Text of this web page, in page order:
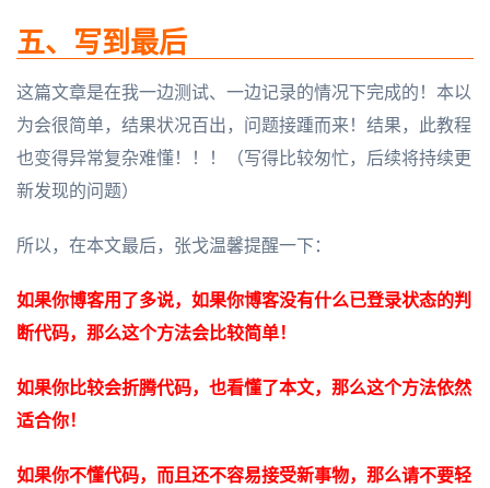
五、写到最后
这篇文章是在我一边测试、一边记录的情况下完成的！本以
为会很简单，结果状况百出，问题接踵而来！结果，此教程
也变得异常复杂难懂！！！（写得比较匆忙，后续将持续更
新发现的问题）
所以，在本文最后，张戈温馨提醒一下：
如果你博客用了多说，如果你博客没有什么已登录状态的判
断代码，那么这个方法会比较简单！
如果你比较会折腾代码，也看懂了本文，那么这个方法依然
适合你！
如果你不懂代码，而且还不容易接受新事物，那么请不要轻